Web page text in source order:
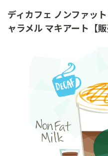
ディカフェ ノンファッ
ャラメル マキアート【販